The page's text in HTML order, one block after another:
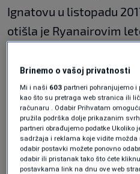
Ignatovu u listopadu
otišla je Ryanairovim
Ključna osoba
javno imenovana
Richard Reinhardt, koji
OneCoinu za američku
Brinemo o vašoj privatnosti
Mi i naši 603 partneri pohranjujemo
kao što su pretraga web stranica ili
računaru . Odabir Prihvatam
pružila podrška dolje prikazanim
partneri obrađujemo podatke Ukoliko
sadržaja i reklama koje vidite možda
odabir postavki možete ponovno
odabir ili pristanak tako što ćete
postavkama link na dnu ove web